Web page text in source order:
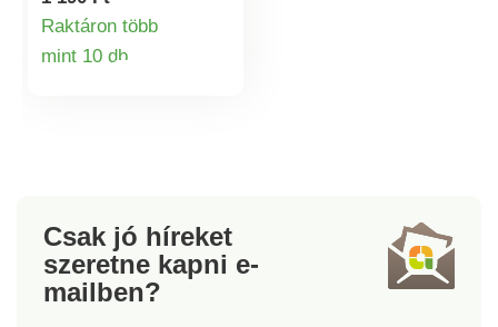
tartós és előzetesen
tesztelt vinil. A
Raktáron több
mint 10 dbTermékinformációk
Csak jó híreket
szeretne kapni e-
mailben?